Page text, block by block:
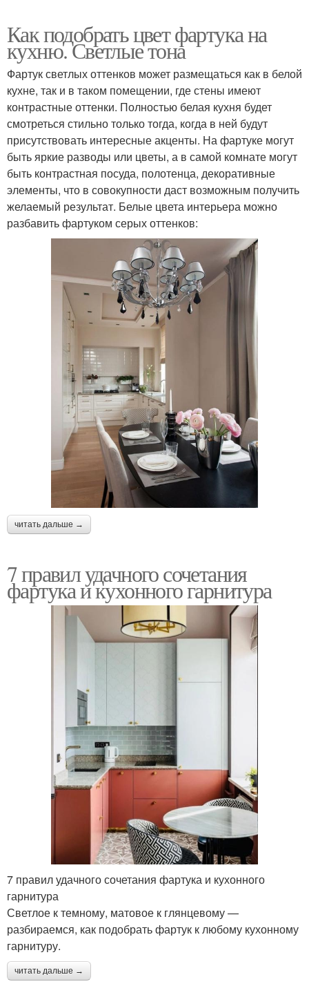
Как подобрать цвет фартука на
кухню. Светлые тона
Фартук светлых оттенков может размещаться как в белой
кухне, так и в таком помещении, где стены имеют
контрастные оттенки. Полностью белая кухня будет
смотреться стильно только тогда, когда в ней будут
присутствовать интересные акценты. На фартуке могут
быть яркие разводы или цветы, а в самой комнате могут
быть контрастная посуда, полотенца, декоративные
элементы, что в совокупности даст возможным получить
желаемый результат. Белые цвета интерьера можно
разбавить фартуком серых оттенков:
читать дальше →
7 правил удачного сочетания
фартука и кухонного гарнитура
7 правил удачного сочетания фартука и кухонного
гарнитура
Светлое к темному, матовое к глянцевому —
разбираемся, как подобрать фартук к любому кухонному
гарнитуру.
читать дальше →